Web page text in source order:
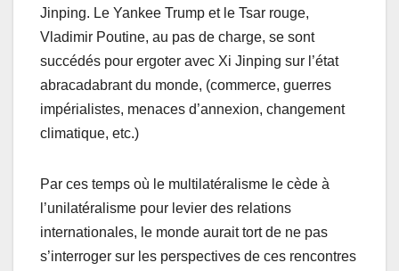
Jinping. Le Yankee Trump et le Tsar rouge,
Vladimir Poutine, au pas de charge, se sont
succédés pour ergoter avec Xi Jinping sur l’état
abracadabrant du monde, (commerce, guerres
impérialistes, menaces d’annexion, changement
climatique, etc.)
Par ces temps où le multilatéralisme le cède à
l’unilatéralisme pour levier des relations
internationales, le monde aurait tort de ne pas
s’interroger sur les perspectives de ces rencontres